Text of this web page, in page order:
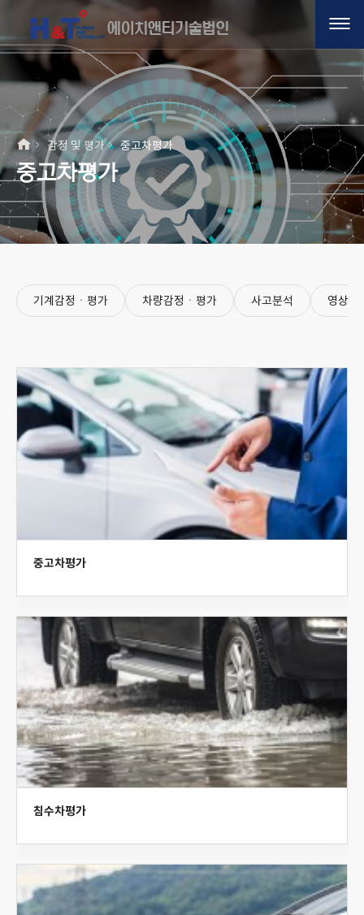
감정 및 평가 중고차평가
중고차평가
기계감정ㆍ평가 차량감정ㆍ평가 사고분석 영상분
중고차평가
침수차평가